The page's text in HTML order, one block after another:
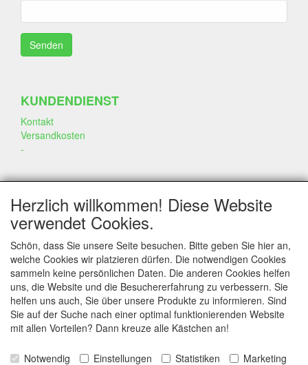
KUNDENDIENST
Kontakt
Versandkosten
-
SOZIALEN MEDIEN
KONTAKT
www.annekeszoetwaren.nl
Dr. Schaepmanlaan 56
6823 AS Arnhem
E-mail: info@annekeszoetwaren.nl
Herzlich willkommen! Diese Website
verwendet Cookies.
Schön, dass Sie unsere Seite besuchen. Bitte geben Sie hier an,
welche Cookies wir platzieren dürfen. Die notwendigen Cookies
sammeln keine persönlichen Daten. Die anderen Cookies helfen
uns, die Website und die Besuchererfahrung zu verbessern. Sie
helfen uns auch, Sie über unsere Produkte zu informieren. Sind
Sie auf der Suche nach einer optimal funktionierenden Website
mit allen Vorteilen? Dann kreuze alle Kästchen an!
Notwendig Einstellungen Statistiken Marketing